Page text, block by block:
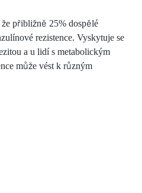
že přibližně 25% dospělé
rezistence. Vyskytuje se
a u lidí s metabolickým
může vést k různým